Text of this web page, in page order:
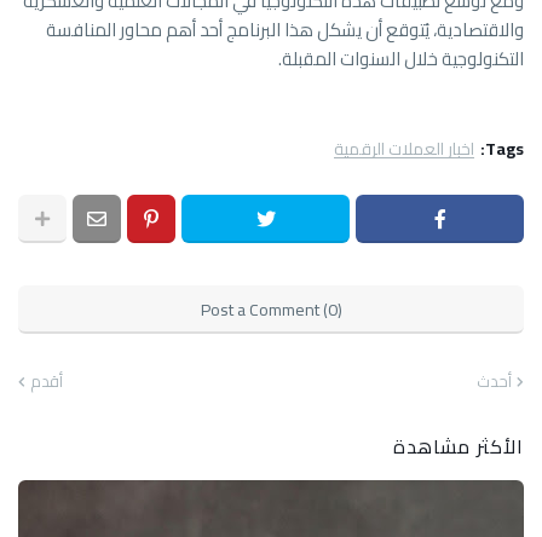
والاقتصادية، يُتوقع أن يشكل هذا البرنامج أحد أهم محاور المنافسة
التكنولوجية خلال السنوات المقبلة.
Tags: اخبار العملات الرقمية
Post a Comment (0)
أحدث أقدم
الأكثر مشاهدة